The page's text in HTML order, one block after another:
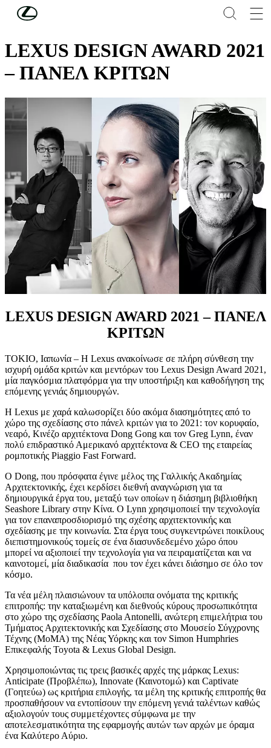
Συνέχεια στο κύριο περιεχόμενο
LEXUS DESIGN EVENTS
LEXUS DESIGN AWARD 2021
– ΠΑΝΕΛ ΚΡΙΤΩΝ
LEXUS DESIGN AWARD 2021 – ΠΑΝΕΛ
ΚΡΙΤΩΝ
ΤΟΚΙΟ, Ιαπωνία – Η Lexus ανακοίνωσε σε πλήρη σύνθεση την
ισχυρή ομάδα κριτών και μεντόρων του Lexus Design Award 2021,
μία παγκόσμια πλατφόρμα για την υποστήριξη και καθοδήγηση της
επόμενης γενιάς δημιουργών.
Η Lexus με χαρά καλωσορίζει δύο ακόμα διασημότητες από το
χώρο της σχεδίασης στο πάνελ κριτών για το 2021: τον κορυφαίο,
νεαρό, Κινέζο αρχιτέκτονα Dong Gong και τον Greg Lynn, έναν
πολύ επιδραστικό Αμερικανό αρχιτέκτονα & CEO της εταιρείας
ρομποτικής Piaggio Fast Forward.
Ο Dong, που πρόσφατα έγινε μέλος της Γαλλικής Ακαδημίας
Αρχιτεκτονικής, έχει κερδίσει διεθνή αναγνώριση για τα
δημιουργικά έργα του, μεταξύ των οποίων η διάσημη βιβλιοθήκη
Seashore Library στην Κίνα. Ο Lynn χρησιμοποιεί την τεχνολογία
για τον επαναπροσδιορισμό της σχέσης αρχιτεκτονικής και
σχεδίασης με την κοινωνία. Στα έργα τους συγκεντρώνει ποικίλους
διεπιστημονικούς τομείς σε ένα διασυνδεδεμένο χώρο όπου
μπορεί να αξιοποιεί την τεχνολογία για να πειραματίζεται και να
καινοτομεί, μία διαδικασία που τον έχει κάνει διάσημο σε όλο τον
κόσμο.
Τα νέα μέλη πλαισιώνουν τα υπόλοιπα ονόματα της κριτικής
επιτροπής: την καταξιωμένη και διεθνούς κύρους προσωπικότητα
στο χώρο της σχεδίασης Paola Antonelli, ανώτερη επιμελήτρια του
Τμήματος Αρχιτεκτονικής και Σχεδίασης στο Μουσείο Σύγχρονης
Τέχνης (MoMA) της Νέας Υόρκης και τον Simon Humphries
Επικεφαλής Toyota & Lexus Global Design.
Χρησιμοποιώντας τις τρεις βασικές αρχές της μάρκας Lexus:
Anticipate (Προβλέπω), Innovate (Καινοτομώ) και Captivate
(Γοητεύω) ως κριτήρια επιλογής, τα μέλη της κριτικής επιτροπής θα
προσπαθήσουν να εντοπίσουν την επόμενη γενιά ταλέντων καθώς
αξιολογούν τους συμμετέχοντες σύμφωνα με την
αποτελεσματικότητα της εφαρμογής αυτών των αρχών με όραμα
ένα Καλύτερο Αύριο.